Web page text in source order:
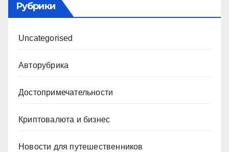
Рубрики
Uncategorised
Авторубрика
Достопримечательности
Криптовалюта и бизнес
Новости для путешественников